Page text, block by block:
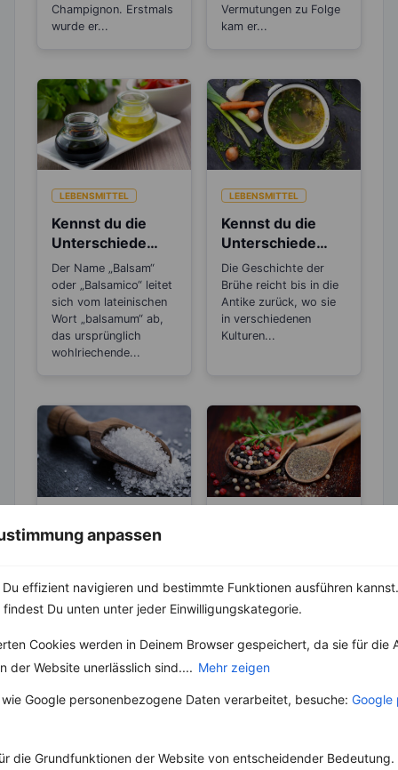
anpassen
effizient navigieren und bestimmte Funktionen ausführen
Du unten unter jeder Einwilligungskategorie.
Cookies werden in Deinem Browser gespeichert, da sie für die
der Website unerlässlich sind.... Mehr zeigen
Google personenbezogene Daten verarbeitet, besuche: Google
die Grundfunktionen der Website von entscheidender Bedeutung.
Champignon. Erstmals
wurde er...
Vermutungen zu Folge
kam er...
LEBENSMITTEL
Kennst du die
Unterschiede
beim Balsamico
Essig?
Der Name „Balsam“
oder „Balsamico“ leitet
sich vom lateinischen
Wort „balsamum“ ab,
das ursprünglich
wohlriechende...
LEBENSMITTEL
Kennst du die
Unterschiede
zwischen Brühe,
Fond und
Bouillon?
Die Geschichte der
Brühe reicht bis in die
Antike zurück, wo sie
in verschiedenen
Kulturen...
KRÄUTER & GEWÜRZE
Abnehmbremse
Salz ist ein
und aus unserer Küche
nicht mehr weg zu
zwischen den
Sorten
Die Heimat des echten
Pfeffers ist die
Dort ist auch das
Klima...